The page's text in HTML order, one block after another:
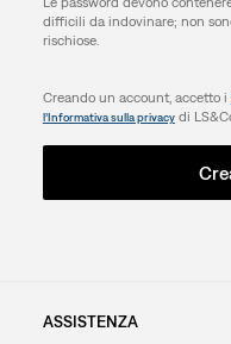
difficili da indovinare; non
rischiose.
Creando un account, accetto i
l’Informativa sulla privacydi
ASSISTENZA